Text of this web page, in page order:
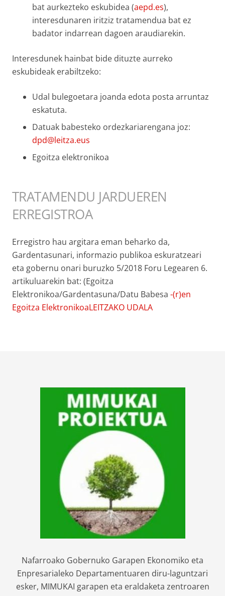
bat aurkezteko eskubidea (aepd.es),
interesdunaren iritziz tratamendua bat ez
badator indarrean dagoen araudiarekin.
Interesdunek hainbat bide dituzte aurreko
eskubideak erabiltzeko:
Udal bulegoetara joanda edota posta arruntaz
eskatuta.
Datuak babesteko ordezkariarengana joz:
dpd@leitza.eus
Egoitza elektronikoa
TRATAMENDU JARDUEREN
ERREGISTROA
Erregistro hau argitara eman beharko da,
Gardentasunari, informazio publikoa eskuratzeari
eta gobernu onari buruzko 5/2018 Foru Legearen 6.
artikuluarekin bat: (Egoitza
Elektronikoa/Gardentasuna/Datu Babesa -(r)en
Egoitza ElektronikoaLEITZAKO UDALA
Nafarroako Gobernuko Garapen Ekonomiko eta
Enpresarialeko Departamentuaren diru-laguntzari
esker, MIMUKAI garapen eta eraldaketa zentroaren